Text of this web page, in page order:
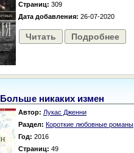
Страниц: 309
Дата добавления: 26-07-2020
Читать Подробнее
Больше никаких измен
Автор: Лукас Дженни
Раздел: Короткие любовные романы
Год: 2016
Страниц: 49